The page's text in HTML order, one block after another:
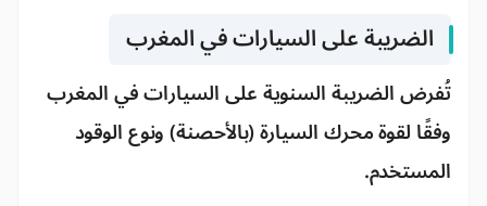
الضريبة على السيارات في المغرب
تُفرضالضريبة السنوية على السياراتفي المغرب
وفقًا لقوة محرك السيارة (بالأحصنة) ونوع الوقود
المستخدم.